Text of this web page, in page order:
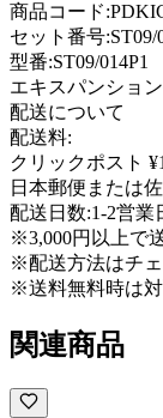
商品コード:
セット番号:ST09/
型番:ST09/014P1
エキスパンショ
配送について
配送料:
クリックポスト
日本郵便または
配送日数:1-2営業
※3,000円以上で
※配送方法はチ
※送料無料時は
関連商品